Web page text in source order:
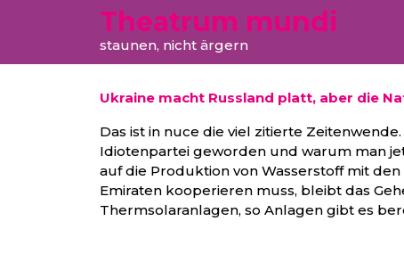
Theatrum mundi
staunen, nicht ärgern
Ukraine macht Russland platt, aber die
Das ist in nuce die viel zitierte
Idiotenpartei geworden und warum man
auf die Produktion von Wasserstoff mit
Emiraten kooperieren muss, bleibt das
Thermsolaranlagen, so Anlagen gibt es
jede Wüste setzen und den Strom zu
es im Maghreb eine Menge
bin Raschid Al Maktum. Verglichen mit